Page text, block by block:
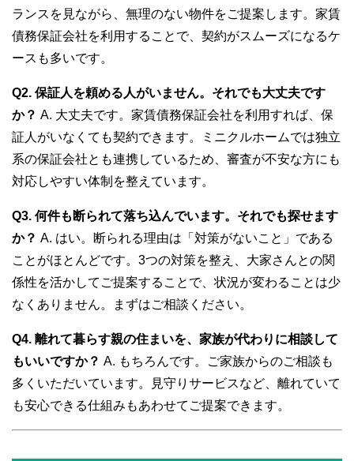
ランスを見ながら、無理のない物件をご提案します。家賃
債務保証会社を利用することで、契約がスムーズになるケ
ースも多いです。
Q2. 保証人を頼める人がいません。それでも大丈夫です
か？ A. 大丈夫です。家賃債務保証会社を利用すれば、保
証人がいなくても契約できます。ミニクルホームでは独立
系の保証会社とも連携しているため、審査が不安な方にも
対応しやすい体制を整えています。
Q3. 何件も断られて落ち込んでいます。それでも探せます
か？ A. はい。断られる理由は「対策がないこと」である
ことがほとんどです。3つの対策を整え、大家さんとの関
係性を活かしてご提案することで、状況が変わることは少
なくありません。まずはご相談ください。
Q4. 離れて暮らす親の住まいを、家族が代わりに相談して
もいいですか？ A. もちろんです。ご家族からのご相談も
多くいただいています。見守りサービスなど、離れていて
も安心できる仕組みもあわせてご提案できます。